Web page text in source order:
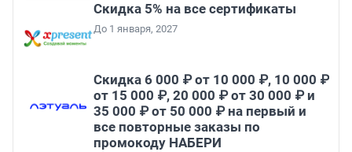
Скидка 5% на все сертификаты
До 1 января, 2027
Скидка 6 000 ₽ от 10 000 ₽, 10 000 ₽
от 15 000 ₽, 20 000 ₽ от 30 000 ₽ и
35 000 ₽ от 50 000 ₽ на первый и
все повторные заказы по
промокоду НАБЕРИ